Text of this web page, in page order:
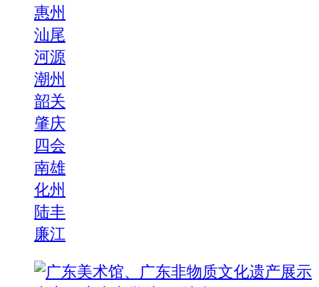
惠州
汕尾
河源
潮州
韶关
肇庆
四会
南雄
化州
陆丰
廉江